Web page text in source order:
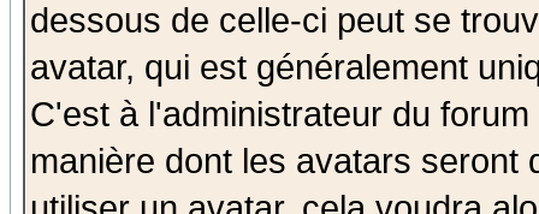
dessous de celle-ci peut se
avatar, qui est généralement
C'est à l'administrateur du
manière dont les avatars seront